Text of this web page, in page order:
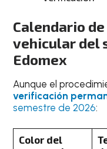
Calendario
vehicular del
Edomex
Aunque el
verificación
semestre de 2026:
Color del